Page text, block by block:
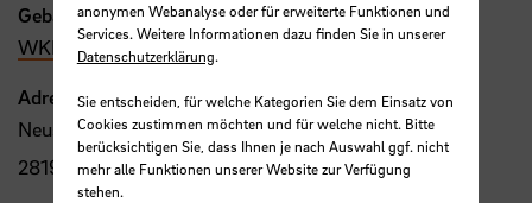
Gebäude, Raum
WKL, 16
Adresse
Neustadtswall 30
28199 Bremen
anonymen Webanalyse oder für erweiterte Funktionen und
Services. Weitere Informationen dazu finden Sie in unserer
Datenschutzerklärung.
Sie entscheiden, für welche Kategorien Sie dem Einsatz von
Cookies zustimmen möchten und für welche nicht. Bitte
berücksichtigen Sie, dass Ihnen je nach Auswahl ggf. nicht
mehr alle Funktionen unserer Website zur Verfügung
stehen.